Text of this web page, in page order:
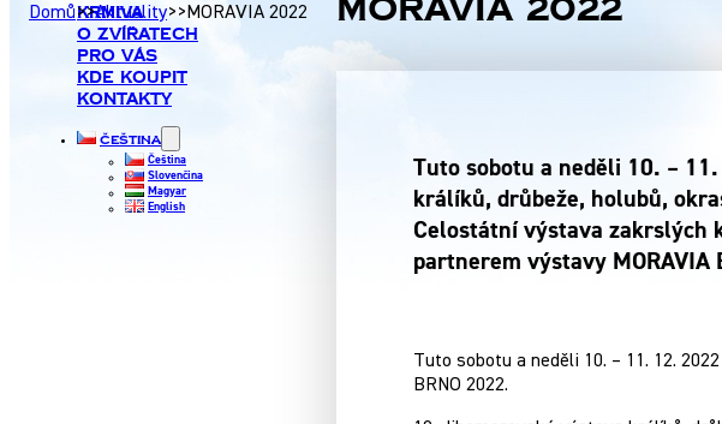
Domů>>Aktuality>> MORAVIA 2022
Krmiva
O zvířatech
Pro Vás
Kde koupit
Kontakty
Čeština
Čeština
Slovenčina
Magyar
English
Tuto sobotu a neděli 10. –
králíků, drůbeže, holubů,
Celostátní výstava zakrslých
partnerem výstavy MORAVIA
Tuto sobotu a neděli 10. – 11. 12.
BRNO 2022.